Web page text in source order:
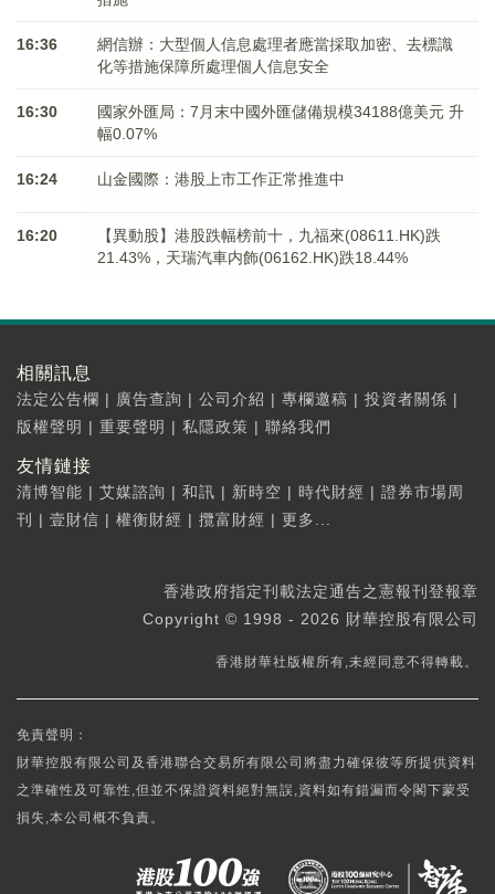
16:36
網信辦：大型個人信息處理者應當採取加密、去標識
化等措施保障所處理個人信息安全
16:30
國家外匯局：7月末中國外匯儲備規模34188億美元 升
幅0.07%
16:24 山金國際：港股上市工作正常推進中
16:20
【異動股】港股跌幅榜前十，九福來(08611.HK)跌
21.43%，天瑞汽車内飾(06162.HK)跌18.44%
相關訊息
法定公告欄 | 廣告查詢 | 公司介紹 | 專欄邀稿 | 投資者關係 |
版權聲明 | 重要聲明 | 私隱政策 | 聯絡我們
友情鏈接
清博智能 | 艾媒諮詢 | 和訊 | 新時空 | 時代財經 | 證券市場周
刊
| 壹財信 | 權衡財經 | 攬富財經 | 更多...
香港政府指定刊載法定通告之憲報刊登報章
Copyright © 1998 - 2026 財華控股有限公司
香港財華社版權所有,未經同意不得轉載。
免責聲明：
財華控股有限公司及香港聯合交易所有限公司將盡力確保彼等所提供資料
之準確性及可靠性,但並不保證資料絕對無誤,資料如有錯漏而令閣下蒙受
損失,本公司概不負責。